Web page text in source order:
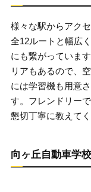
様々な駅からアク
全12ルートと幅広
にも繋がっていま
リアもあるので、
には学習機も用意
す。フレンドリー
懇切丁寧に教えてく
向ヶ丘自動車学